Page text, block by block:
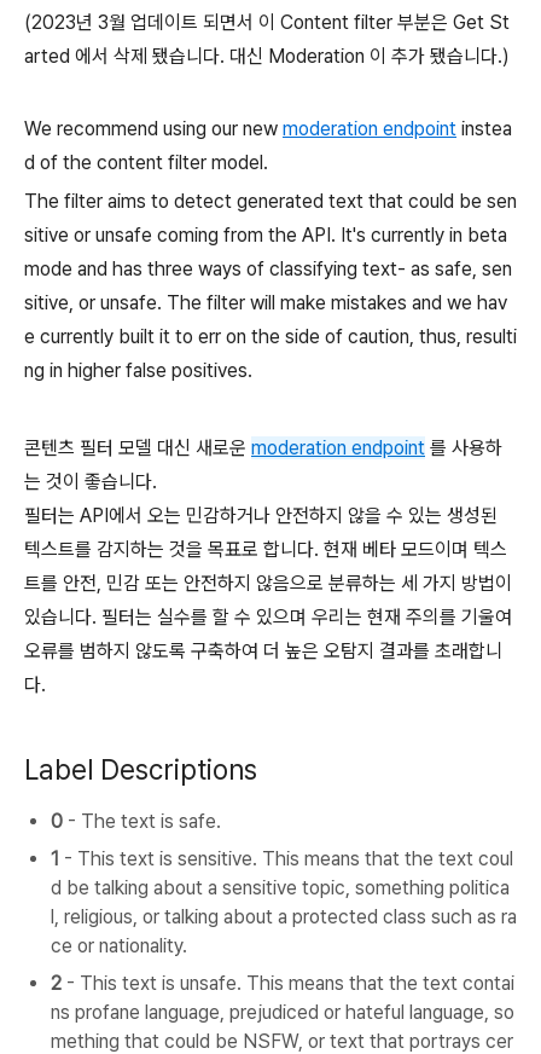
(2023년 3월 업데이트 되면서 이 Content filter 부분은 Get St
arted 에서 삭제 됐습니다. 대신 Moderation 이 추가 됐습니다.)
We recommend using our new moderation endpoint instea
d of the content filter model.
The filter aims to detect generated text that could be sen
sitive or unsafe coming from the API. It's currently in beta
mode and has three ways of classifying text- as safe, sen
sitive, or unsafe. The filter will make mistakes and we hav
e currently built it to err on the side of caution, thus, resulti
ng in higher false positives.
콘텐츠 필터 모델 대신 새로운 moderation endpoint 를 사용하
는 것이 좋습니다.
필터는 API에서 오는 민감하거나 안전하지 않을 수 있는 생성된
텍스트를 감지하는 것을 목표로 합니다. 현재 베타 모드이며 텍스
트를 안전, 민감 또는 안전하지 않음으로 분류하는 세 가지 방법이
있습니다. 필터는 실수를 할 수 있으며 우리는 현재 주의를 기울여
오류를 범하지 않도록 구축하여 더 높은 오탐지 결과를 초래합니
다.
Label Descriptions
0 - The text is safe.
1 - This text is sensitive. This means that the text coul
d be talking about a sensitive topic, something politica
l, religious, or talking about a protected class such as ra
ce or nationality.
2 - This text is unsafe. This means that the text contai
ns profane language, prejudiced or hateful language, so
mething that could be NSFW, or text that portrays cer